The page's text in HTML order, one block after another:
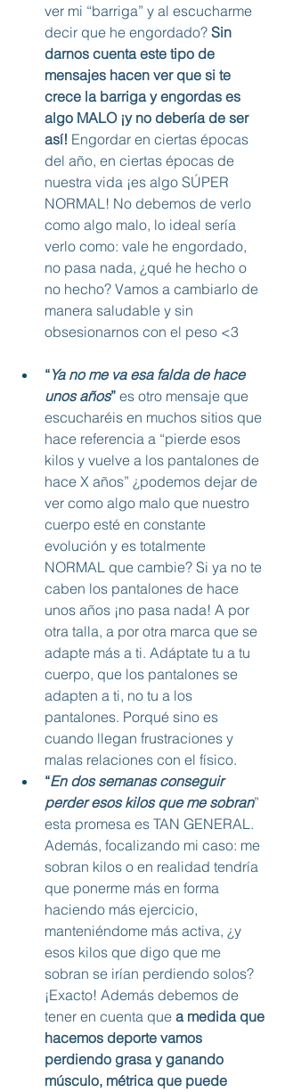
ver mi “barriga” y al escucharme
decir que he engordado? Sin
darnos cuenta este tipo de
mensajes hacen ver que si te
crece la barriga y engordas es
algo MALO ¡y no debería de ser
así! Engordar en ciertas épocas
del año, en ciertas épocas de
nuestra vida ¡es algo SÚPER
NORMAL! No debemos de verlo
como algo malo, lo ideal sería
verlo como: vale he engordado,
no pasa nada, ¿qué he hecho o
no hecho? Vamos a cambiarlo de
manera saludable y sin
obsesionarnos con el peso <3
“Ya no me va esa falda de hace
unos años” es otro mensaje que
escucharéis en muchos sitios que
hace referencia a “pierde esos
kilos y vuelve a los pantalones de
hace X años” ¿podemos dejar de
ver como algo malo que nuestro
cuerpo esté en constante
evolución y es totalmente
NORMAL que cambie? Si ya no te
caben los pantalones de hace
unos años ¡no pasa nada! A por
otra talla, a por otra marca que se
adapte más a ti. Adáptate tu a tu
cuerpo, que los pantalones se
adapten a ti, no tu a los
pantalones. Porqué sino es
cuando llegan frustraciones y
malas relaciones con el físico.
“En dos semanas conseguir
perder esos kilos que me sobran”
esta promesa es TAN GENERAL.
Además, focalizando mi caso: me
sobran kilos o en realidad tendría
que ponerme más en forma
haciendo más ejercicio,
manteniéndome más activa, ¿y
esos kilos que digo que me
sobran se irían perdiendo solos?
¡Exacto! Además debemos de
tener en cuenta que a medida que
hacemos deporte vamos
perdiendo grasa y ganando
músculo, métrica que puede